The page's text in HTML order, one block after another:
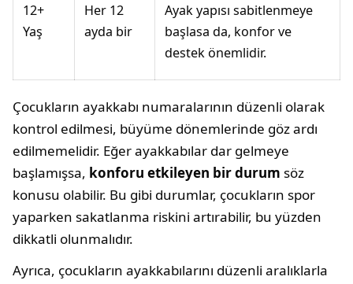
12+
Yaş
Her 12
ayda bir
Ayak yapısı sabitlenmeye
başlasa da, konfor ve
destek önemlidir.
Çocukların ayakkabı numaralarının düzenli olarak
kontrol edilmesi, büyüme dönemlerinde göz ardı
edilmemelidir. Eğer ayakkabılar dar gelmeye
başlamışsa, konforu etkileyen bir durum söz
konusu olabilir. Bu gibi durumlar, çocukların spor
yaparken sakatlanma riskini artırabilir, bu yüzden
dikkatli olunmalıdır.
Ayrıca, çocukların ayakkabılarını düzenli aralıklarla